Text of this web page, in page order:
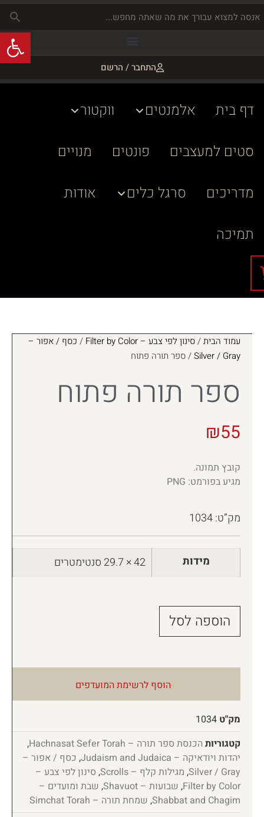
התחבר / הרשם
דף בית אלמנטים
ווקטור
סטים למעצבים
פונטים
מנויים
מדריכים
סרגל כלים
אודות
תמיכה
עמוד הבית/סינון לפי צבע – Filter by Color / כסף / אפור –
Silver / Gray/ ספר תורה פתוח
ספר תורה פתוח
₪55
קובץ תמונה.
מגיע בפורמט: PNG
מק”ט: 1034
מידות 42 × 29.7 סנטימטרים
הוספה לסל
הוסף לרשימת המועדפים
מק"ט 1034
קטגוריותהכנסת ספר תורה – Hachnasat Sefer Torah
,
יהדות ויודאיקה – Judaism and Judaica
, כסף / אפור –
Silver / Gray
, מגילות קלף – Scrolls , סינון לפי צבע –
Filter by Color
, שבועות – Shavuot , שבת ומועדים –
Shabbat and Chagim
, שמחת תורה – Simchat Torah